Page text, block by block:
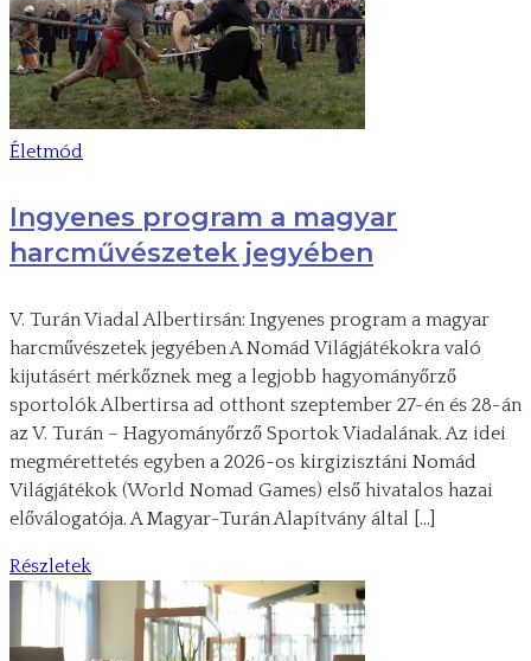
Életmód
Ingyenes program a magyar
harcművészetek jegyében
V. Turán Viadal Albertirsán: Ingyenes program a magyar
harcművészetek jegyében A Nomád Világjátékokra való
kijutásért mérkőznek meg a legjobb hagyományőrző
sportolók Albertirsa ad otthont szeptember 27-én és 28-án
az V. Turán – Hagyományőrző Sportok Viadalának. Az idei
megmérettetés egyben a 2026-os kirgizisztáni Nomád
Világjátékok (World Nomad Games) első hivatalos hazai
előválogatója. A Magyar-Turán Alapítvány által […]
Részletek